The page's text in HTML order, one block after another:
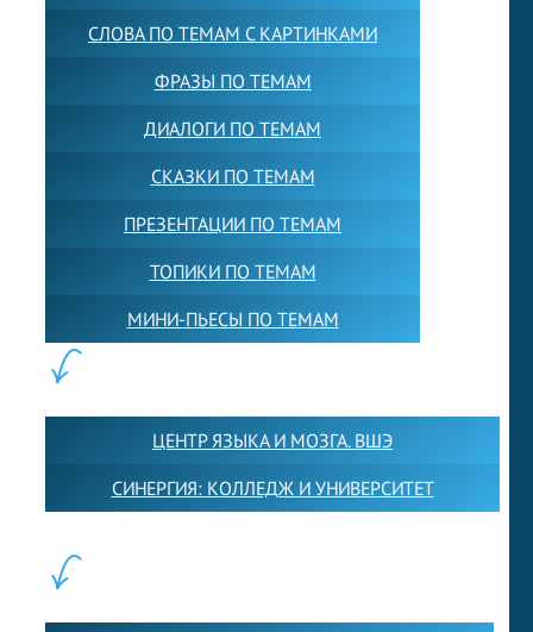
СЛОВА ПО ТЕМАМ С КАРТИНКАМИ
ФРАЗЫ ПО ТЕМАМ
ДИАЛОГИ ПО ТЕМАМ
СКАЗКИ ПО ТЕМАМ
ПРЕЗЕНТАЦИИ ПО ТЕМАМ
ТОПИКИ ПО ТЕМАМ
МИНИ-ПЬЕСЫ ПО ТЕМАМ
ЦЕНТР ЯЗЫКА И МОЗГА. ВШЭ
СИНЕРГИЯ: КОЛЛЕДЖ И УНИВЕРСИТЕТ